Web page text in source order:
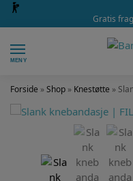
Gratis
MENY
Forside »Shop » Knestøtte »